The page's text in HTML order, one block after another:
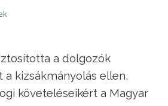
a dolgozók
kizsákmányolás ellen,
követeléseikért a Magyar